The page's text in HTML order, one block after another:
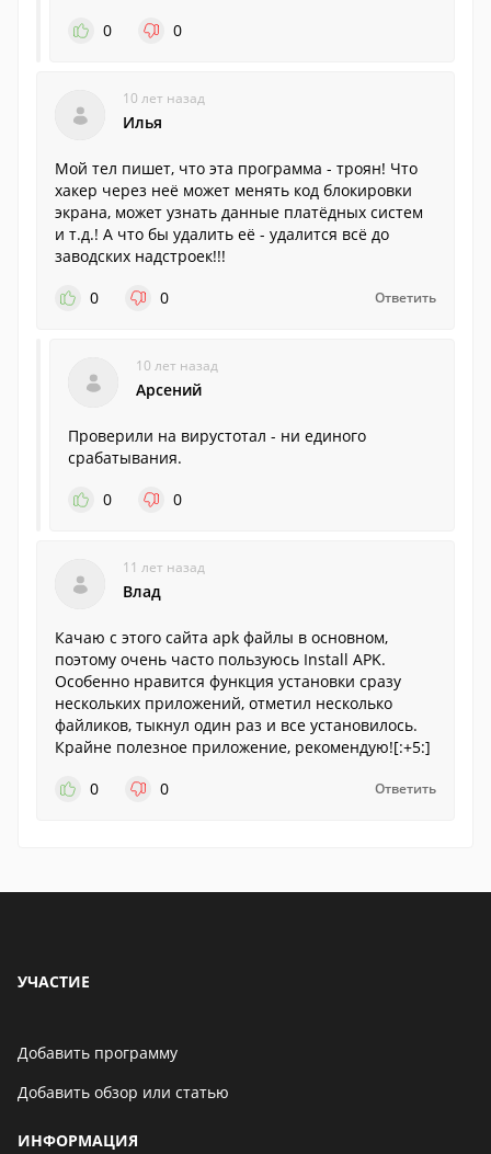
0
0
10 лет назад
Илья
Мой тел пишет, что эта программа - троян! Что
хакер через неё может менять код блокировки
экрана, может узнать данные платёдных систем
и т.д.! А что бы удалить её - удалится всё до
заводских надстроек!!!
0
0 Ответить
10 лет назад
Арсений
Проверили на вирустотал - ни единого
срабатывания.
0
0
11 лет назад
Влад
Качаю с этого сайта apk файлы в основном,
поэтому очень часто пользуюсь Install APK.
Особенно нравится функция установки сразу
нескольких приложений, отметил несколько
файликов, тыкнул один раз и все установилось.
Крайне полезное приложение, рекомендую![:+5:]
0
0 Ответить
УЧАСТИЕ
Добавить программу
Добавить обзор или статью
ИНФОРМАЦИЯ